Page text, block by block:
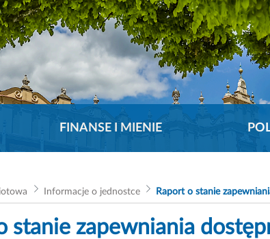
FINANSE I MIENIE
Informacje o jednostce Raport o stanie
stanie zapewniania